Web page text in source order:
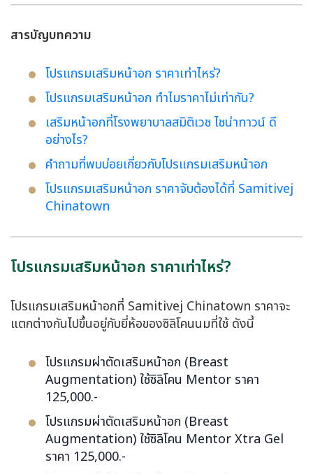
สารบัญบทความ
โปรแกรมเสริมหน้าอก ราคาเท่าไหร่?
โปรแกรมเสริมหน้าอก ทำไมราคาไม่เท่ากัน?
เสริมหน้าอกที่โรงพยาบาลสมิติเวช ไชน่าทาวน์ ดี
อย่างไร?
คำถามที่พบบ่อยเกี่ยวกับโปรแกรมเสริมหน้าอก
โปรแกรมเสริมหน้าอก ราคาจับต้องได้ที่ Samitivej
Chinatown
โปรแกรมเสริมหน้าอก ราคาเท่าไหร่?
โปรแกรมเสริมหน้าอกที่ Samitivej Chinatown ราคาจะ
แตกต่างกันไปขึ้นอยู่กับยี่ห้อของซิลิโคนนมที่ใช้ ดังนี้
โปรแกรมผ่าตัดเสริมหน้าอก (Breast
Augmentation) ใช้ซิลิโคน Mentor ราคา
125,000.-
โปรแกรมผ่าตัดเสริมหน้าอก (Breast
Augmentation) ใช้ซิลิโคน Mentor Xtra Gel
ราคา 125,000.-